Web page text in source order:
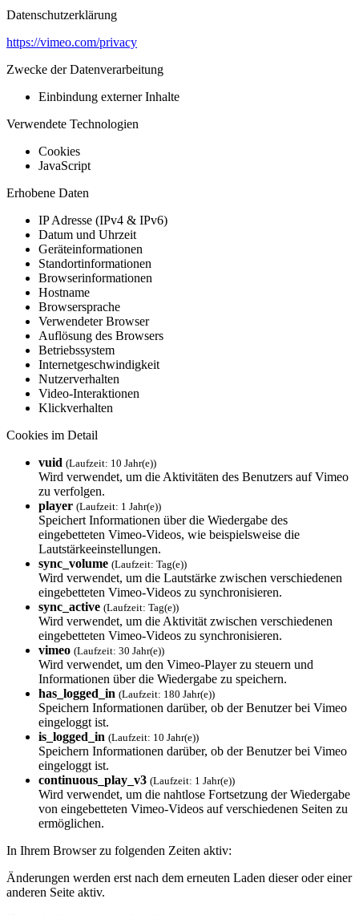
Datenschutzerklärung
https://vimeo.com/privacy
Zwecke der Datenverarbeitung
Einbindung externer Inhalte
Verwendete Technologien
Cookies
JavaScript
Erhobene Daten
IP Adresse (IPv4 & IPv6)
Datum und Uhrzeit
Geräteinformationen
Standortinformationen
Browserinformationen
Hostname
Browsersprache
Verwendeter Browser
Auflösung des Browsers
Betriebssystem
Internetgeschwindigkeit
Nutzerverhalten
Video-Interaktionen
Klickverhalten
Cookies im Detail
vuid (Laufzeit: 10 Jahr(e))
Wird verwendet, um die Aktivitäten des Benutzers auf Vimeo
zu verfolgen.
player (Laufzeit: 1 Jahr(e))
Speichert Informationen über die Wiedergabe des
eingebetteten Vimeo-Videos, wie beispielsweise die
Lautstärkeeinstellungen.
sync_volume (Laufzeit: Tag(e))
Wird verwendet, um die Lautstärke zwischen verschiedenen
eingebetteten Vimeo-Videos zu synchronisieren.
sync_active (Laufzeit: Tag(e))
Wird verwendet, um die Aktivität zwischen verschiedenen
eingebetteten Vimeo-Videos zu synchronisieren.
vimeo (Laufzeit: 30 Jahr(e))
Wird verwendet, um den Vimeo-Player zu steuern und
Informationen über die Wiedergabe zu speichern.
has_logged_in (Laufzeit: 180 Jahr(e))
Speichern Informationen darüber, ob der Benutzer bei Vimeo
eingeloggt ist.
is_logged_in (Laufzeit: 10 Jahr(e))
Speichern Informationen darüber, ob der Benutzer bei Vimeo
eingeloggt ist.
continuous_play_v3 (Laufzeit: 1 Jahr(e))
Wird verwendet, um die nahtlose Fortsetzung der Wiedergabe
von eingebetteten Vimeo-Videos auf verschiedenen Seiten zu
ermöglichen.
In Ihrem Browser zu folgenden Zeiten aktiv:
Änderungen werden erst nach dem erneuten Laden dieser oder einer
anderen Seite aktiv.